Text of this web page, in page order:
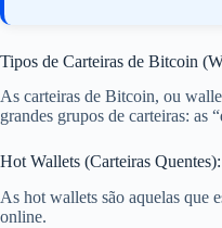
Tipos de Carteiras de Bitcoin
As carteiras de Bitcoin, ou
grandes grupos de carteiras: as
Hot Wallets (Carteiras
As hot wallets são aquelas que
online.